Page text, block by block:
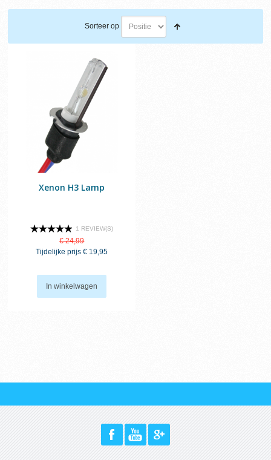
Sorteer op
Xenon H3 Lamp
1 REVIEW(S)
€ 24,99
Tijdelijke prijs € 19,95
In winkelwagen